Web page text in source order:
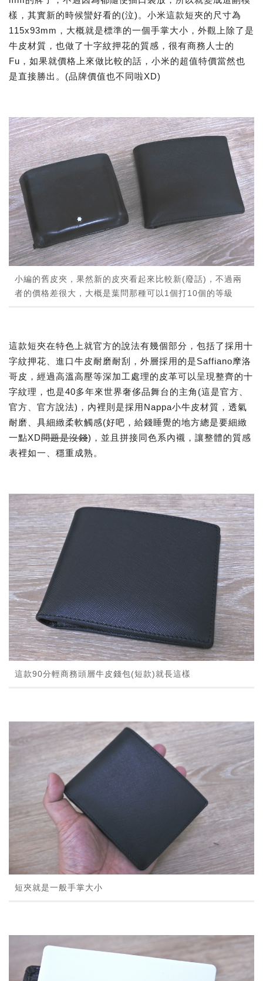
樣，其實新的時候蠻好看的(泣)。小米這款短夾的尺寸為
115x93mm，大概就是標準的一個手掌大小，外觀上除了是
牛皮材質，也做了十字紋押花的質感，很有商務人士的
Fu，如果就價格上來做比較的話，小米的超值特價當然也
是直接勝出。(品牌價值也不同啦XD)
小編的舊皮夾，果然新的皮夾看起來比較新(廢話)，不過兩
者的價格差很大，大概是葉問那種可以1個打10個的等級
這款短夾在特色上就官方的說法有幾個部分，包括了採用十
字紋押花、進口牛皮耐磨耐刮，外層採用的是Saffiano摩洛
哥皮，經過高溫高壓等深加工處理的皮革可以呈現整齊的十
字紋理，也是40多年來世界奢侈品舞台的主角(這是官方、
官方、官方說法)，內裡則是採用Nappa小牛皮材質，透氣
耐磨、具細緻柔軟觸感(好吧，給錢睡覺的地方總是要細緻
一點XD問題是沒錢)，並且拼接同色系內襯，讓整體的質感
表裡如一、穩重成熟。
這款90分輕商務頭層牛皮錢包(短款)就長這樣
短夾就是一般手掌大小